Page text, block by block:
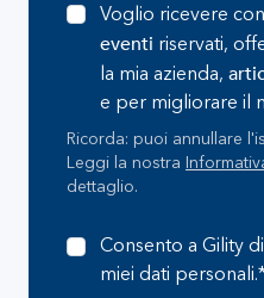
Voglio ricevere
eventi riservati,
la mia azienda,
e per migliorare il
Ricorda: puoi annullare
Leggi la nostra
dettaglio.
Consento a Gility
miei dati